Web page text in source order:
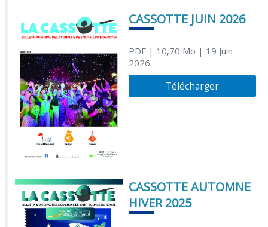
CASSOTTE JUIN 2026
PDF| 10,70 Mo | 19 Juin
2026
Télécharger
CASSOTTE AUTOMNE
HIVER 2025